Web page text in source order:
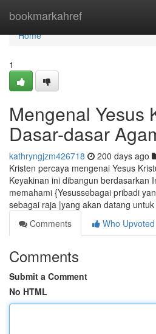
bookmarkahref
Home
Home
1
Mengenal Yesus
Dasar-dasar
kathryngjzm426718 200 days ago
Kristen percaya mengenai Yesus
Keyakinan ini dibangun berdasarkan
memahami {Yesussebagai pribadi
sebagai raja |yang akan datang untuk
Comments
Who Upvoted
Comments
Submit a Comment
No HTML